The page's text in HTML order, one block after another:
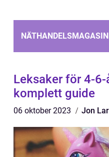
Leksaker för 4-6-
komplett guide
06 oktober 2023 Jon